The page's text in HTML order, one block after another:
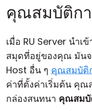
คุณสมบัติกา
เมื่อ RU Server นำเ
สมุดที่อยู่ของคุณ มันจ
Host อื่น ๆ คุณสมบัติ
ค่าที่ตั้งค่าเริ่มต้น คุณ
กล่องสนทนา คุณสมบั